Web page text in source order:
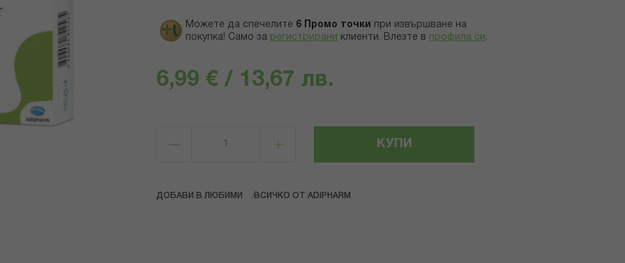
Можете да спечелите 6 Промо точки
при извършване на
покупка! Само за регистрирани клиенти. Влезте в профила си .
6,99 € / 13,67 лв.
КУПИ
ДОБАВИ В ЛЮБИМИ ВСИЧКО ОТ ADIPHARM